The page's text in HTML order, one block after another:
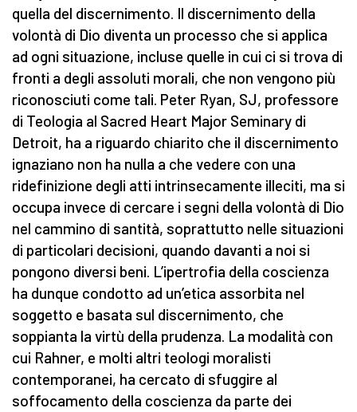
quella del discernimento. Il discernimento della
volontà di Dio diventa un processo che si applica
ad ogni situazione, incluse quelle in cui ci si trova di
fronti a degli assoluti morali, che non vengono più
riconosciuti come tali. Peter Ryan, SJ, professore
di Teologia al Sacred Heart Major Seminary di
Detroit, ha a riguardo chiarito che il discernimento
ignaziano non ha nulla a che vedere con una
ridefinizione degli atti intrinsecamente illeciti, ma si
occupa invece di cercare i segni della volontà di Dio
nel cammino di santità, soprattutto nelle situazioni
di particolari decisioni, quando davanti a noi si
pongono diversi beni. L’ipertrofia della coscienza
ha dunque condotto ad un’etica assorbita nel
soggetto e basata sul discernimento, che
soppianta la virtù della prudenza. La modalità con
cui Rahner, e molti altri teologi moralisti
contemporanei, ha cercato di sfuggire al
soffocamento della coscienza da parte dei